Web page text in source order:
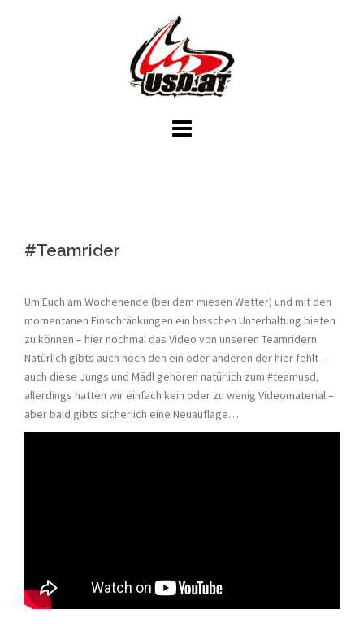
#Teamrider
Um Euch am Wochenende (bei dem miesen Wetter) und mit den
momentanen Einschränkungen ein bisschen Unterhaltung bieten
zu können – hier nochmal das Video von unseren Teamridern.
Natürlich gibts auch noch den ein oder anderen der hier fehlt –
auch diese Jungs und Mädl gehören natürlich zum #teamusd,
allerdings hatten wir einfach kein oder zu wenig Videomaterial –
aber bald gibts sicherlich eine Neuauflage…